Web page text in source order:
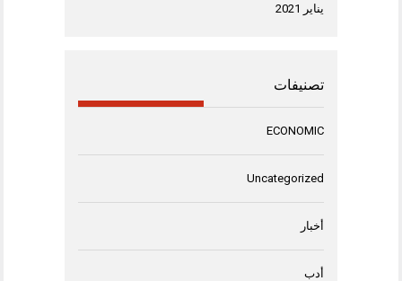
يناير 2021
تصنيفات
ECONOMIC
Uncategorized
أخبار
أدب